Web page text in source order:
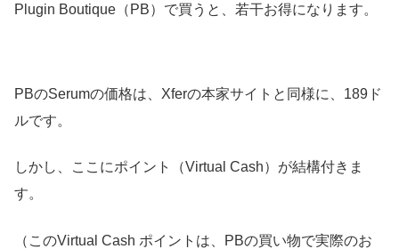
Plugin Boutique（PB）で買うと、若干お得になります。
PBのSerumの価格は、Xferの本家サイトと同様に、189ド
ルです。
しかし、ここにポイント（Virtual Cash）が結構付きま
す。
（このVirtual Cash ポイントは、PBの買い物で実際のお